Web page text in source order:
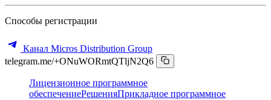
Способы регистрации
Канал Micros Distribution Group
telegram.me/+ONuWORmtQTljN2Q6
Лицензионное программное
обеспечениеРешенияПрикладное программное